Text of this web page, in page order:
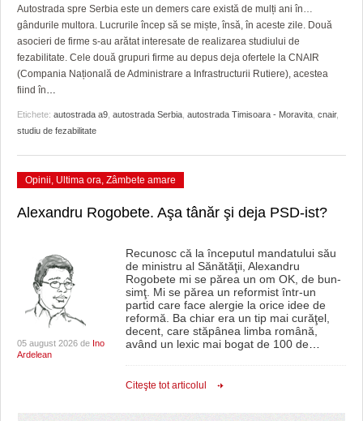
GRĂDINA TAICII DOMNULUI
ZIARISTU’ DE TERASĂ
CU OIŞTEA-N KIERKEGAARD
PE SURSE
CRONICĂ DE FILM
UNDE MERGEM
FILME DOCUMENTARE
JOCURI ONLINE
ACCIDENTE
ANUNŢURI
INFO SI UTILE
INVATAMANT
JUSTITIE
JOCURI ONLINE
DIVERSE
FARMACII DIN TIMIŞOARA
HARTA TIMIŞOAREI
Autostrada spre Serbia este un demers care există de mulți ani în…
gândurile multora. Lucrurile încep să se miște, însă, în aceste zile. Două
asocieri de firme s-au arătat interesate de realizarea studiului de
fezabilitate. Cele două grupuri firme au depus deja ofertele la CNAIR
(Compania Națională de Administrare a Infrastructurii Rutiere), acestea
fiind în…
Etichete: autostrada a9 autostrada Serbia autostrada Timisoara - Moravita cnair,
studiu de fezabilitate
Opinii, Ultima ora, Zâmbete amare
Alexandru Rogobete. Aşa tânăr şi deja PSD-ist?
05 august 2026 de Ino
Ardelean
Recunosc că la începutul mandatului său
de ministru al Sănătăţii, Alexandru
Rogobete mi se părea un om OK, de bun-
simţ. Mi se părea un reformist într-un
partid care face alergie la orice idee de
reformă. Ba chiar era un tip mai curăţel,
decent, care stăpânea limba română,
având un lexic mai bogat de 100 de…
Citeşte tot articolul